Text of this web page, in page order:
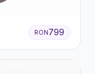
RON799